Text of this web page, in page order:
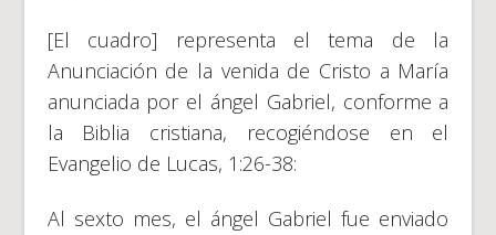
[El cuadro] representa el tema de la
Anunciación de la venida de Cristo a María
anunciada por el ángel Gabriel, conforme a
la Biblia cristiana, recogiéndose en el
Evangelio de Lucas, 1:26-38:
Al sexto mes, el ángel Gabriel fue enviado